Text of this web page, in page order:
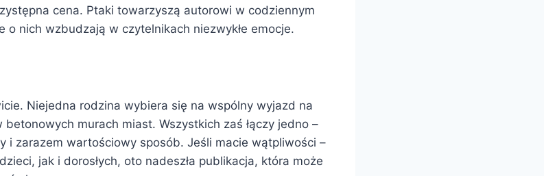
cena. Ptaki towarzyszą autorowi w codziennym
o nich wzbudzają w czytelnikach niezwykłe emocje.
Niejedna rodzina wybiera się na wspólny wyjazd na
betonowych murach miast. Wszystkich zaś łączy jedno –
i zarazem wartościowy sposób. Jeśli macie wątpliwości –
jak i dorosłych, oto nadeszła publikacja, która może